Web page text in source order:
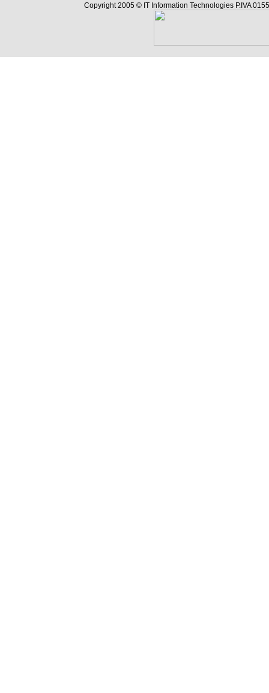
Copyright 2005 © IT Information Technologies P.IVA